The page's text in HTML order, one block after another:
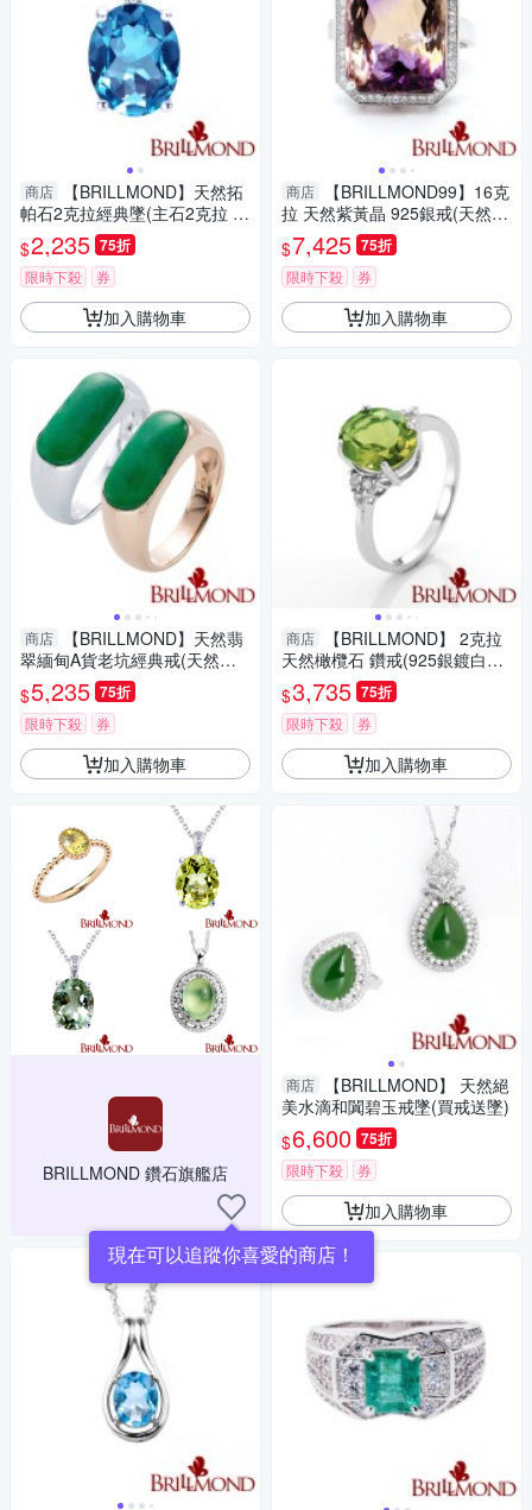
商店
【BRILLMOND】天然拓
帕石2克拉經典墜(主石2克拉 全
925銀鍍白K金台)
$2,235 75折
限時下殺 券
加入購物車
商店
【BRILLMOND】天然翡
翠緬甸A貨老坑經典戒(天然滿
綠老坑色)
$5,235 75折
限時下殺 券
加入購物車
BRILLMOND 鑽石旗艦店
商店
【BRILLMOND99】16克
拉 天然紫黃晶 925銀戒(天然紫
黃晶16.4克拉)
$7,425 75折
限時下殺 券
加入購物車
商店
【BRILLMOND】 2克拉
天然橄欖石 鑽戒(925銀鍍白K
金台)
$3,735 75折
限時下殺 券
加入購物車
商店
【BRILLMOND】 天然絕
美水滴和闐碧玉戒墜(買戒送墜)
$6,600 75折
限時下殺 券
加入購物車